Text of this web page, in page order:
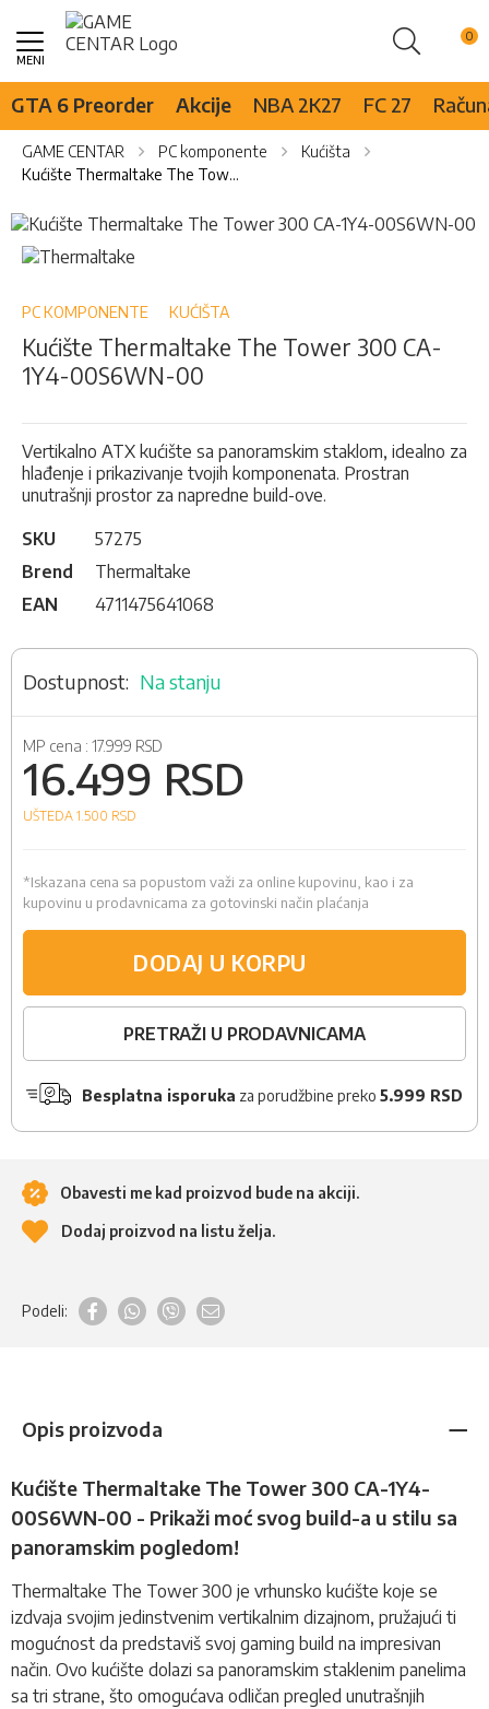
Pretraži
Skip
Content
GTA 6 Preorder Akcije NBA 2K27 FC 27
GAME CENTAR PC komponente
Kućišta
Kućište Thermaltake The Tower 300 CA-1Y4-00S6WN-00
Skip
to
the
of
images
gallery
Skip
to
beginning
the
images
PC KOMPONENTE KUĆIŠTA
Kućište Thermaltake The Tower 300 CA-
1Y4-00S6WN-00
Vertikalno ATX kućište sa panoramskim staklom, idealno za
hlađenje i prikazivanje tvojih komponenata. Prostran
unutrašnji prostor za napredne build-ove.
SKU
57275
Brend
Thermaltake
EAN
4711475641068
Na stanju
MP cena : 17.999 RSD
16.499 RSD
UŠTEDA 1.500 RSD
*Iskazana cena sa popustom važi za online kupovinu, kao i za
kupovinu u prodavnicama za gotovinski način plaćanja
DODAJ U KORPU
PRETRAŽI U PRODAVNICAMA
Besplatna isporuka za porudžbine preko 5.999 RSD
Obavesti me kad proizvod bude na akciji.
Dodaj proizvod na listu želja.
Podeli:
Opis proizvoda
Kućište Thermaltake The Tower 300 CA-1Y4-
00S6WN-00 - Prikaži moć svog build-a u stilu sa
panoramskim pogledom!
Thermaltake The Tower 300 je vrhunsko kućište koje se
izdvaja svojim jedinstvenim vertikalnim dizajnom, pružajući ti
mogućnost da predstaviš svoj gaming build na impresivan
način. Ovo kućište dolazi sa panoramskim staklenim panelima
sa tri strane, što omogućava odličan pregled unutrašnjih